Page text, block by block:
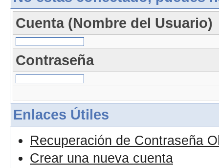
Cuenta (Nombre del Usuario)
Contraseña
Enlaces Útiles
Recuperación de Contraseña
Crear una nueva cuenta